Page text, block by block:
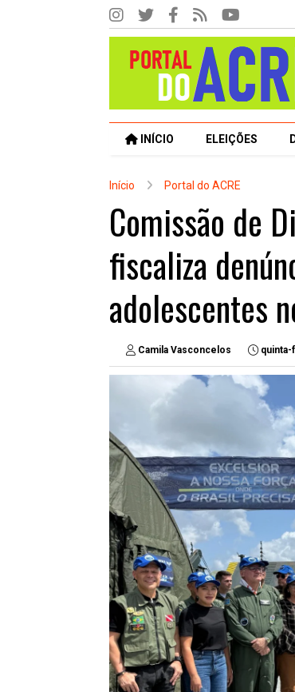
INÍCIO ELEIÇÕES
Início Portal do ACRE
Comissão de
fiscaliza
adolescentes
Camila Vasconcelos quinta-